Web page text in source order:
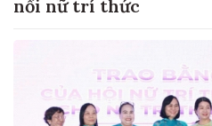
nối nữ trí thức